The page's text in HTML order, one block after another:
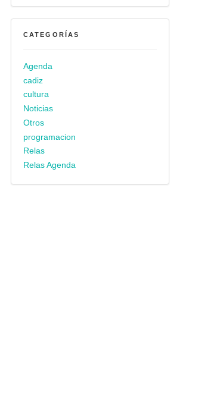
CATEGORÍAS
Agenda
cadiz
cultura
Noticias
Otros
programacion
Relas
Relas Agenda